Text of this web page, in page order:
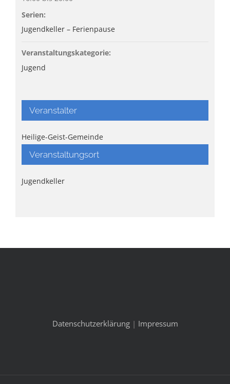
Serien:
Jugendkeller – Ferienpause
Veranstaltungskategorie:
Jugend
Veranstaltungsort
Jugendkeller
Veranstalter
Heilige-Geist-Gemeinde
Datenschutzerklärung| Impressum